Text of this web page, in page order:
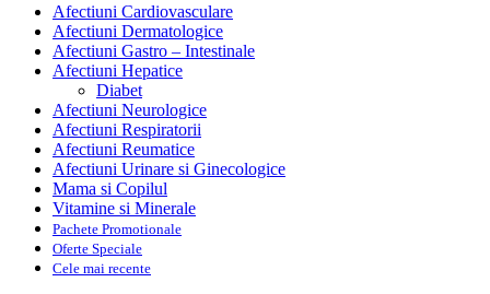
Afectiuni Cardiovasculare
Afectiuni Dermatologice
Afectiuni Gastro – Intestinale
Afectiuni Hepatice
Diabet
Afectiuni Neurologice
Afectiuni Respiratorii
Afectiuni Reumatice
Afectiuni Urinare si Ginecologice
Mama si Copilul
Vitamine si Minerale
Pachete Promotionale
Oferte Speciale
Cele mai recente